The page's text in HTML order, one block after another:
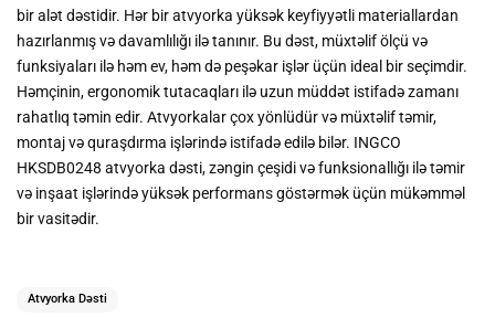
bir alət dəstidir. Hər bir atvyorka yüksək keyfiyyətli materiallardan
hazırlanmış və davamlılığı ilə tanınır. Bu dəst, müxtəlif ölçü və
funksiyaları ilə həm ev, həm də peşəkar işlər üçün ideal bir seçimdir.
Həmçinin, ergonomik tutacaqları ilə uzun müddət istifadə zamanı
rahatlıq təmin edir. Atvyorkalar çox yönlüdür və müxtəlif təmir,
montaj və quraşdırma işlərində istifadə edilə bilər. INGCO
HKSDB0248 atvyorka dəsti, zəngin çeşidi və funksionallığı ilə təmir
və inşaat işlərində yüksək performans göstərmək üçün mükəmməl
bir vasitədir.
Atvyorka Dəsti